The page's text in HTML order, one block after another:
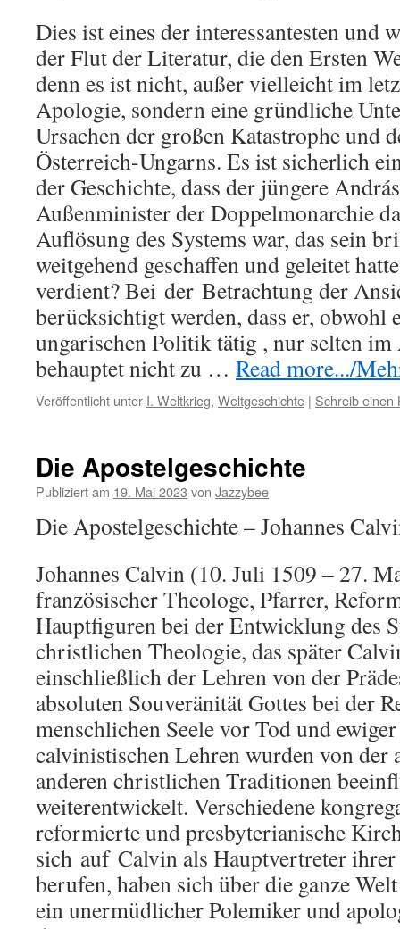
Dies ist eines der interessantesten und
der Flut der Literatur, die den Ersten
denn es ist nicht, außer vielleicht im
Apologie, sondern eine gründliche
Ursachen der großen Katastrophe und
Österreich-Ungarns. Es ist sicherlich
der Geschichte, dass der jüngere
Außenminister der Doppelmonarchie
Auflösung des Systems war, das sein
weitgehend geschaffen und geleitet
verdient? Bei der Betrachtung der
berücksichtigt werden, dass er, obwohl
ungarischen Politik tätig , nur selten
behauptet nicht zu … Read more.../
Veröffentlicht unter I. Weltkrieg, Weltgeschichte | Schreib einen
Die Apostelgeschichte
Publiziert am 19. Mai 2023 von Jazzybee
Die Apostelgeschichte – Johannes
Johannes Calvin (10. Juli 1509 – 27.
französischer Theologe, Pfarrer,
Hauptfiguren bei der Entwicklung des
christlichen Theologie, das später
einschließlich der Lehren von der
absoluten Souveränität Gottes bei der
menschlichen Seele vor Tod und
calvinistischen Lehren wurden von der
anderen christlichen Traditionen
weiterentwickelt. Verschiedene
reformierte und presbyterianische
sich aufCalvin als Hauptvertreter ihrer
berufen, haben sich über die ganze
ein unermüdlicher Polemiker und